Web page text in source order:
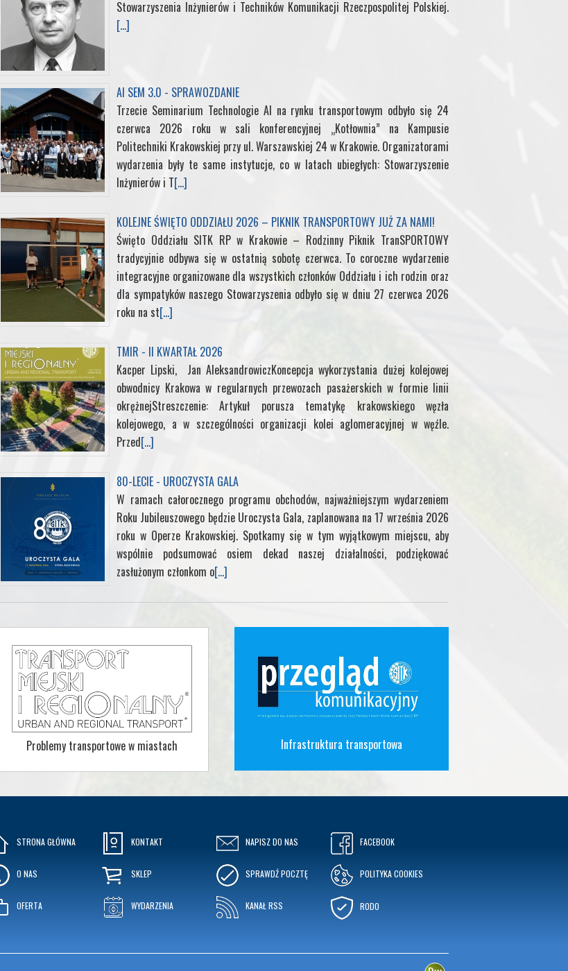
b
o
o
k
t
e
r
e
s
t
y
P
g
e
Stowarzyszenia Inżynierów i Techników Komunikacji Rzeczpospolitej Polskiej.
[...]
AI SEM 3.0 - SPRAWOZDANIE
Trzecie Seminarium Technologie AI na rynku transportowym odbyło się 24
czerwca 2026 roku w sali konferencyjnej „Kotłownia” na Kampusie
Politechniki Krakowskiej przy ul. Warszawskiej 24 w Krakowie. Organizatorami
wydarzenia były te same instytucje, co w latach ubiegłych: Stowarzyszenie
Inżynierów i T[...]
KOLEJNE ŚWIĘTO ODDZIAŁU 2026 – PIKNIK TRANSPORTOWY JUŻ ZA NAMI!
Święto Oddziału SITK RP w Krakowie – Rodzinny Piknik TranSPORTOWY
tradycyjnie odbywa się w ostatnią sobotę czerwca. To coroczne wydarzenie
integracyjne organizowane dla wszystkich członków Oddziału i ich rodzin oraz
dla sympatyków naszego Stowarzyszenia odbyło się w dniu 27 czerwca 2026
roku na st[...]
TMIR - II KWARTAŁ 2026
Kacper Lipski, Jan AleksandrowiczKoncepcja wykorzystania dużej kolejowej
obwodnicy Krakowa w regularnych przewozach pasażerskich w formie linii
okrężnejStreszczenie: Artykuł porusza tematykę krakowskiego węzła
kolejowego, a w szczególności organizacji kolei aglomeracyjnej w węźle.
Przed[...]
80-LECIE - UROCZYSTA GALA
W ramach całorocznego programu obchodów, najważniejszym wydarzeniem
Roku Jubileuszowego będzie Uroczysta Gala, zaplanowana na 17 września 2026
roku w Operze Krakowskiej. Spotkamy się w tym wyjątkowym miejscu, aby
wspólnie podsumować osiem dekad naszej działalności, podziękować
zasłużonym członkom o[...]
Problemy transportowe w miastach
Infrastruktura transportowa
STRONA GŁÓWNA
O NAS
OFERTA
KONTAKT
SKLEP
WYDARZENIA
NAPISZ DO NAS
SPRAWDŹ POCZTĘ
KANAŁ RSS
FACEBOOK
POLITYKA COOKIES
RODO